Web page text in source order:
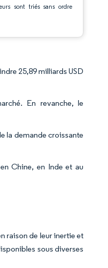
sont triés sans ordre
25,89 milliards USD
En revanche, le
la demande croissante
Chine, en Inde et au
raison de leur inertie et
sous diverses